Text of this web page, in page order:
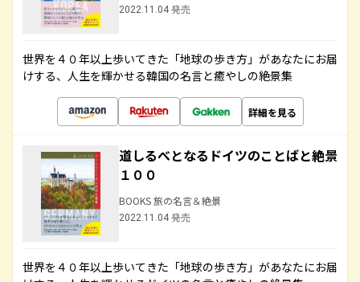
2022.11.04 発売
世界を４０年以上歩いてきた「地球の歩き方」があなたにお届
けする、人生を輝かせる韓国の名言と癒やしの絶景集
詳細を見る
道しるべとなるドイツのことばと絶景
１００
BOOKS 旅の名言＆絶景
2022.11.04 発売
世界を４０年以上歩いてきた「地球の歩き方」があなたにお届